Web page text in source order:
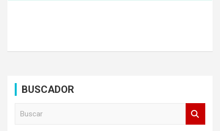
BUSCADOR